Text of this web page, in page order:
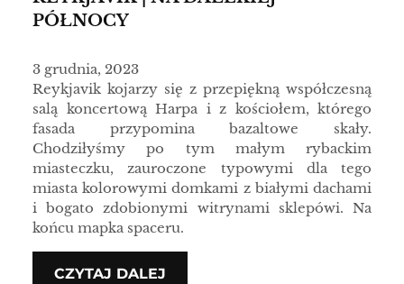
PÓŁNOCY
3 grudnia, 2023
Reykjavik kojarzy się z przepiękną współczesną
salą koncertową Harpa i z kościołem, którego
fasada przypomina bazaltowe skały.
Chodziłyśmy po tym małym rybackim
miasteczku, zauroczone typowymi dla tego
miasta kolorowymi domkami z białymi dachami
i bogato zdobionymi witrynami sklepówi. Na
końcu mapka spaceru.
CZYTAJ DALEJ